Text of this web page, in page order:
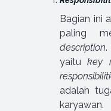
Bagian ini
paling
description.
yaitukey
adalah